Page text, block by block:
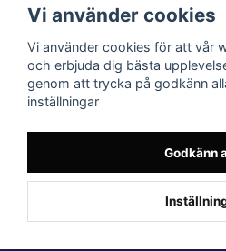
SE559163197201
060-566 800
info@filter.se
559163-1972
© 2023 Filter.se, All rights reserved.
Vi använder cookies
Vi använder cookies för att vår
och erbjuda dig bästa
genom att trycka på godkänn
inställningar
Godkänn